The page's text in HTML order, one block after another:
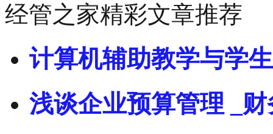
经管之家精彩文章推荐
计算机辅助教学与学
浅谈企业预算管理 _财